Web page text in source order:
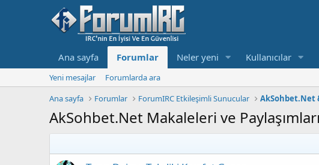
Ana sayfa Forumlar Neler yeni Kullanıcılar
Yeni mesajlar
Forumlarda ara
Ana sayfa
Forumlar ForumIRC Etkileşimli Sunucular AkSohbet.Net
AkSohbet.Net Makaleleri ve Paylaşımları